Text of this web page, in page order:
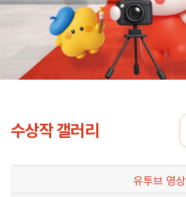
수상작 갤러리
유투브 영상